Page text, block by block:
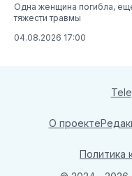
Одна женщина погибла,
тяжести травмы
04.08.2026 17:00
О проекте
Политика